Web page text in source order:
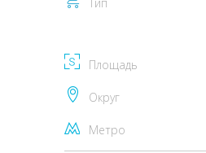
Площадь
Округ
Метро